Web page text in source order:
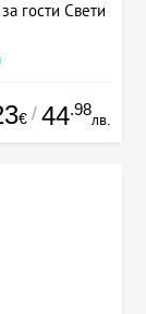
гости Свети
€ / 44.98
лв.